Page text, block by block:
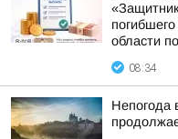
области
08:34
Непогода